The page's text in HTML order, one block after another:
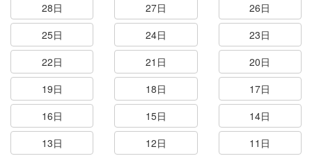
28日
27日
26日
25日
24日
23日
22日
21日
20日
19日
18日
17日
16日
15日
14日
13日
12日
11日